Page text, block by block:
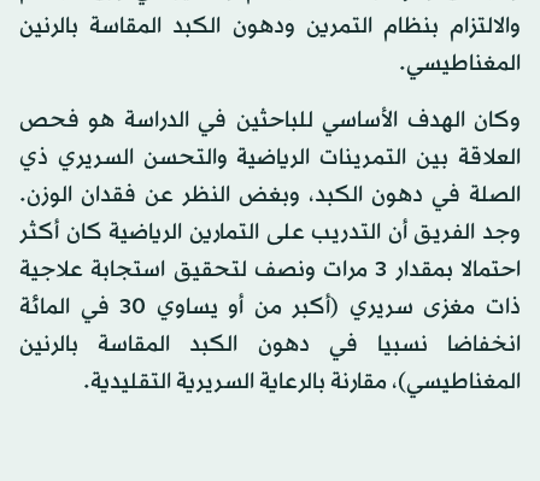
والالتزام بنظام التمرين ودهون الكبد المقاسة بالرنين
المغناطيسي.
وكان الهدف الأساسي للباحثين في الدراسة هو فحص
العلاقة بين التمرينات الرياضية والتحسن السريري ذي
الصلة في دهون الكبد، وبغض النظر عن فقدان الوزن.
وجد الفريق أن التدريب على التمارين الرياضية كان أكثر
احتمالا بمقدار 3 مرات ونصف لتحقيق استجابة علاجية
ذات مغزى سريري (أكبر من أو يساوي 30 في المائة
انخفاضا نسبيا في دهون الكبد المقاسة بالرنين
المغناطيسي)، مقارنة بالرعاية السريرية التقليدية.